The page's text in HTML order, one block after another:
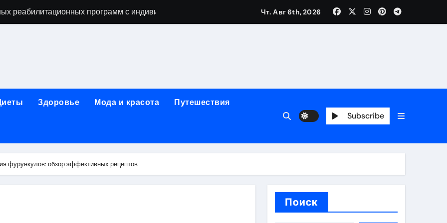
реабилитационных программ с индивидуальным подходом
обращения при острой боли в почках и задержке мочеиспускания
гипноз, вшивание, двойной блок, анонимность и долгосрочная защита
за 5 минут без верификации и без участия банков с пополнением в USDT
Чт. Авг 6th, 2026
Здоровье Мода и красота Путешествия
Subscribe
фурункулов: обзор эффективных рецептов
Поиск